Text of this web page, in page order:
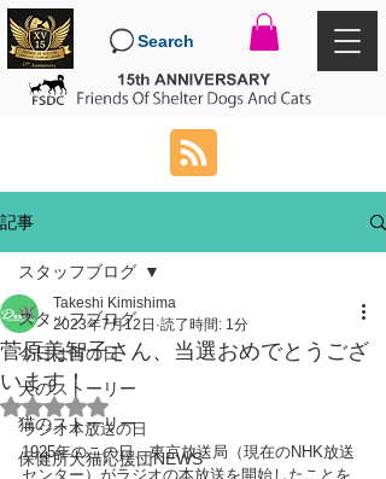
Search
記事
スタッフブログ
今日は何の日
犬のストーリー
猫のストーリー
保健所犬猫応援団NEWS
スタッフブログ
菅原美智子さん、当選おめでとうござ
います！
Takeshi Kimishima
2023年7月12日 読了時間: 1分
5つ星のうちNaNと評価されています。
ラジオ本放送の日
1925年のこの日、東京放送局（現在のNHK放送
センター）がラジオの本放送を開始したことを